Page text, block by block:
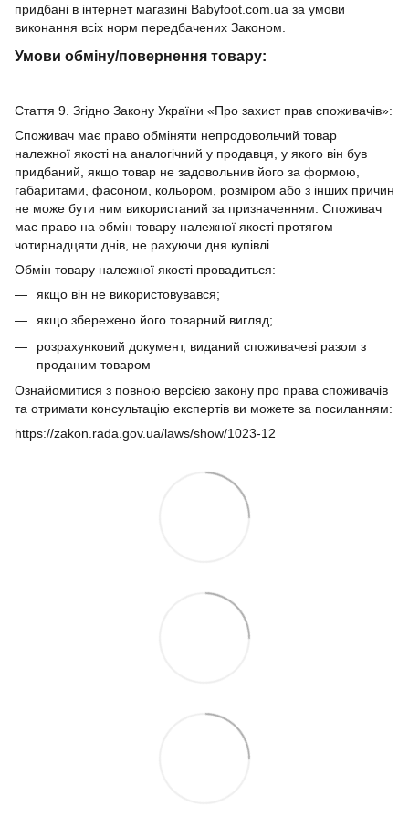
придбані в інтернет магазині Babyfoot.com.ua за умови
виконання всіх норм передбачених Законом.
Умови обміну/повернення товару:
Стаття 9. Згідно Закону України «Про захист прав споживачів»:
Споживач має право обміняти непродовольчий товар
належної якості на аналогічний у продавця, у якого він був
придбаний, якщо товар не задовольнив його за формою,
габаритами, фасоном, кольором, розміром або з інших причин
не може бути ним використаний за призначенням. Споживач
має право на обмін товару належної якості протягом
чотирнадцяти днів, не рахуючи дня купівлі.
Обмін товару належної якості провадиться:
якщо він не використовувався;
якщо збережено його товарний вигляд;
розрахунковий документ, виданий споживачеві разом з
проданим товаром
Ознайомитися з повною версією закону про права споживачів
та отримати консультацію експертів ви можете за посиланням:
https://zakon.rada.gov.ua/laws/show/1023-12